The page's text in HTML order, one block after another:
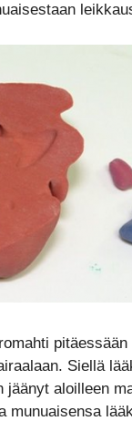
Siellä
aloilleen
munuaisensa